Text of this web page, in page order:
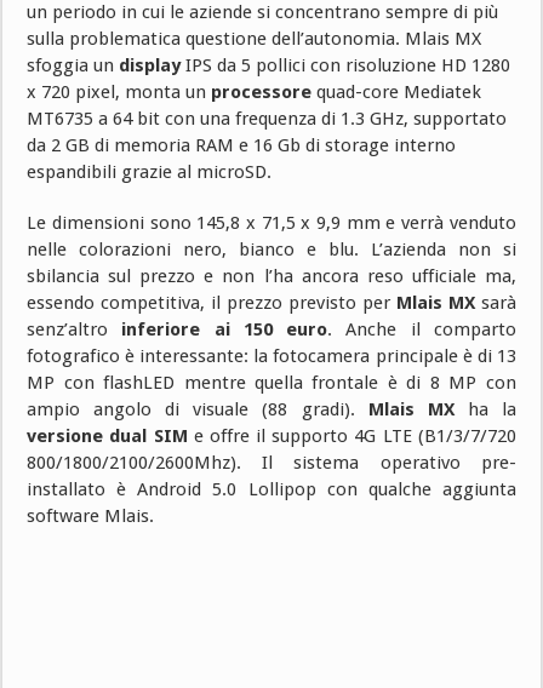
un periodo in cui le aziende si concentrano sempre di più
sulla problematica questione dell’autonomia. Mlais MX
sfoggia un displayIPS da 5 pollici con risoluzione HD 1280
x 720 pixel, monta un processore quad-core Mediatek
MT6735 a 64 bit con una frequenza di 1.3 GHz, supportato
da 2 GB di memoria RAM e 16 Gb di storage interno
espandibili grazie al microSD.
Le dimensioni sono 145,8 x 71,5 x 9,9 mm e verrà venduto
nelle colorazioni nero, bianco e blu. L’azienda non si
sbilancia sul prezzo e non l’ha ancora reso ufficiale ma,
essendo competitiva, il prezzo previsto per Mlais MXsarà
senz’altro inferiore ai 150 euro. Anche il comparto
fotografico è interessante: la fotocamera principale è di 13
MP con flashLED mentre quella frontale è di 8 MP con
ampio angolo di visuale (88 gradi). Mlais MXha la
versione dual SIM e offre il supporto 4G LTE (B1/3/7/720
800/1800/2100/2600Mhz). Il sistema operativo pre-
installato è Android 5.0 Lollipop con qualche aggiunta
software Mlais.